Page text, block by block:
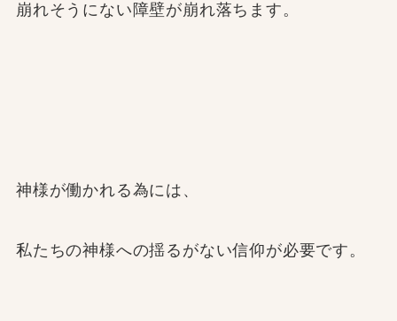
崩れそうにない障壁が崩れ落ちます。
神様が働かれる為には、
私たちの神様への揺るがない信仰が必要です。